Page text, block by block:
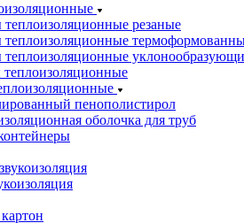
резаные
пенополистирол
оболочка для труб